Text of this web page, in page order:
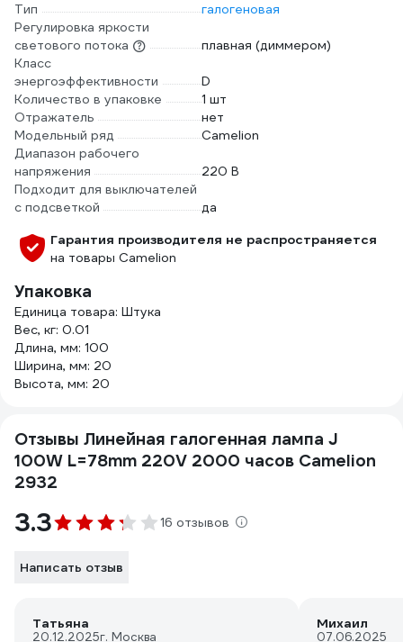
Тип
галогеновая
Регулировка яркости
светового потока
плавная (диммером)
Класс
энергоэффективности
D
Количество в упаковке
1 шт
Отражатель
нет
Модельный ряд
Camelion
Диапазон рабочего
напряжения
220 В
Подходит для выключателей
с подсветкой
да
Гарантия производителя не распространяется
на товары Camelion
Упаковка
Единица товара: Штука
Вес, кг: 0.01
Длина, мм: 100
Ширина, мм: 20
Высота, мм: 20
Отзывы Линейная галогенная лампа J
100W L=78mm 220V 2000 часов Camelion
2932
3.3 16 отзывов
Написать отзыв
Татьяна
20.12.2025г. Москва
Михаил
07.06.2025